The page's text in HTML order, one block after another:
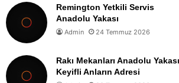
Remington Yetkili Servis
Anadolu Yakası
Admin 24 Temmuz 2026
Rakı Mekanları Anadolu
Keyifli Anların Adresi